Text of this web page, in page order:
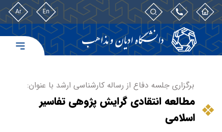
En
Ar
برگزاری جلسه دفاع از رساله کارشناسی ارشد با عنوان:
مطالعه انتقادی گرايش پژوهی تفاسير
اسلامی